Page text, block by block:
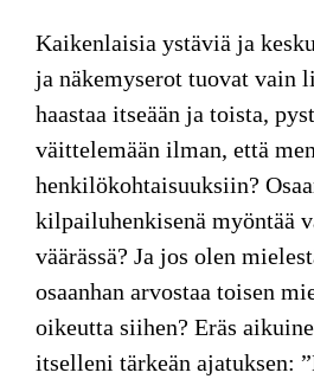
Kaikenlaisia ystäviä ja
ja näkemyserot tuovat vain
haastaa itseään ja toista,
väittelemään ilman, että
henkilökohtaisuuksiin?
kilpailuhenkisenä myöntää
väärässä? Ja jos olen
osaanhan arvostaa toisen
oikeutta siihen? Eräs
itselleni tärkeän ajatuksen: